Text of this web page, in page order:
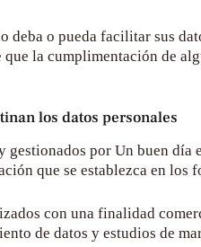
deba o pueda facilitar sus
que la cumplimentación de
los datos personales
gestionados por Un buen día
que se establezca en
con una finalidad
de datos y estudios de